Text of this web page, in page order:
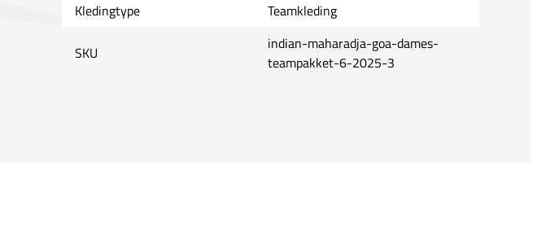
Kledingtype
Teamkleding
SKU
indian-maharadja-goa-dames-
teampakket-6-2025-3